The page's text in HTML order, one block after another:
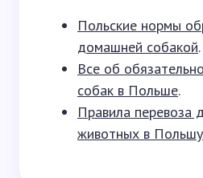
Польские нормы
домашней собакой.
Все об
собак в Польше.
Правила перевоза
животных в Польшу